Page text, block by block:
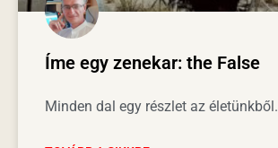
Íme egy zenekar: the False
Minden dal egy részlet az életünkből.